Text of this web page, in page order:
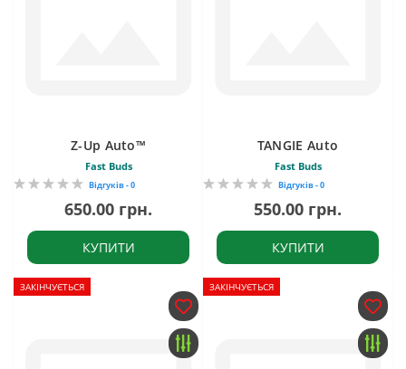
Z-Up Auto™
Fast Buds
Відгуків - 0
650.00 грн.
КУПИТИ
TANGIE Auto
Fast Buds
Відгуків - 0
550.00 грн.
КУПИТИ
ЗАКІНЧУЄТЬСЯ ЗАКІНЧУЄТЬСЯ